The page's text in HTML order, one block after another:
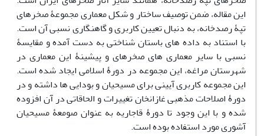
این مقاله، ضمن توصیف ساختار و شکل معماری مجموعۀ صخره­ای
تپۀ رصدخانه، به دنبال تعیین کاربری و گاهنگاری نسبی آن است.
با استناد به داده­ های باستان­ شناختی به ­­دست­ آمده و مقایسۀ
نسبی با سایر معماری­­ های صخره­ای و پیشینۀ­ این معماری در
شهرستان مراغه، این مجموعه در دورۀ اسلامی ایجاد شده است.
این مجموعه کاربری آیینی برای مسیحیان و بودایی­ ها داشته و در
دورۀ اصلاحات مذهبی غازان­خان تغییرات و الحاقاتی در آن افزوده
شده و با این وجود تا دورۀ قاجاریه به عنوان صومعۀ مسیحیان
آشوری مورد استفاده بوده است.